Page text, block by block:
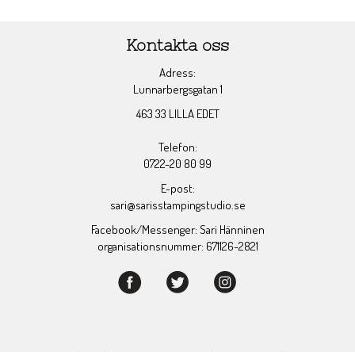
Kontakta oss
Adress:
Lunnarbergsgatan 1
463 33 LILLA EDET
Telefon:
0722-20 80 99
E-post:
sari@sarisstampingstudio.se
Facebook/Messenger: Sari Hänninen
organisationsnummer: 671126-2821